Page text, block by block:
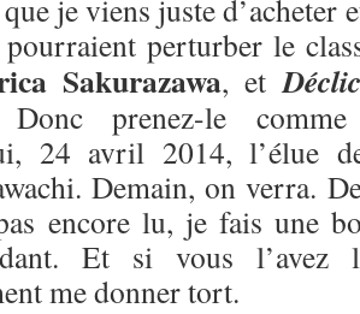
je viens juste d’acheter
perturber le
Sakurazawa, et
prenez-le
24 avril 2014, l’élue
Demain, on verra.
encore lu, je fais une
Et si vous l’avez
me donner tort.